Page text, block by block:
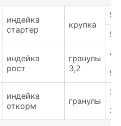
индейка
стартер
крупка
индейка
рост
гранулы
3,2
индейка
откорм
гранулы